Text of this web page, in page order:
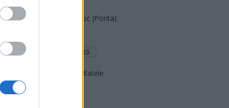
România pe Primul Loc (Ponta)
Arată rezultatele
Arhiva sondajelor